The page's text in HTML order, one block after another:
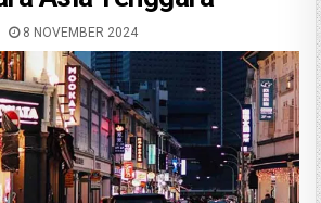
8 NOVEMBER 2024